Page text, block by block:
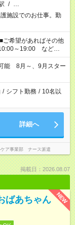
/ …
施設でのお仕事。勤
～19:00 など
って夕飯の準備がし
ど、ご希望があれば教
時間。 合計で週40時
能 8月～、9月スター
/ シフト勤務 / 10名以
詳細へ
ア事業部 ナース派遣
掲載日：2026.08.07
NEW
ばあちゃん